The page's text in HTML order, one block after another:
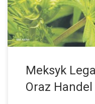
Meksyk
Oraz